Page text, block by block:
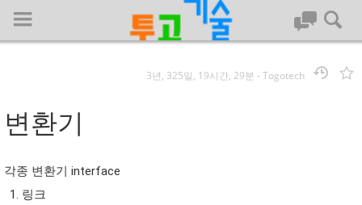
회사명 :
3년, 325일, 19시간, 29분 -Togotech
변환기
각종 변환기 interface
링크